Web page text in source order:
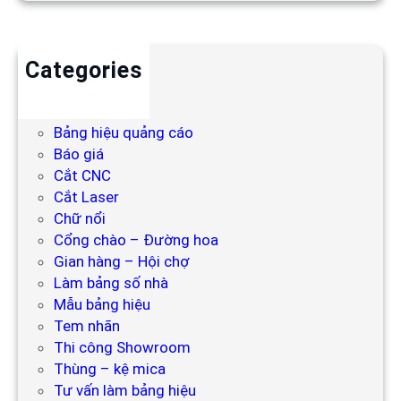
Categories
Bảng hiệu quảng cáo
Báo giá
Cắt CNC
Cắt Laser
Chữ nổi
Cổng chào – Đường hoa
Gian hàng – Hội chợ
Làm bảng số nhà
Mẫu bảng hiệu
Tem nhãn
Thi công Showroom
Thùng – kệ mica
Tư vấn làm bảng hiệu